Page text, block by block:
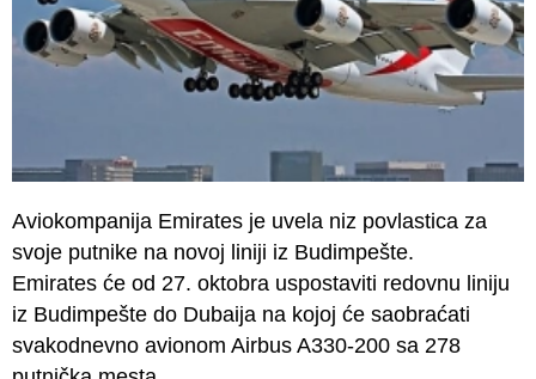
Aviokompanija Emirates je uvela niz povlastica za
svoje putnike na novoj liniji iz Budimpešte.
Emirates će od 27. oktobra uspostaviti redovnu liniju
iz Budimpešte do Dubaija na kojoj će saobraćati
svakodnevno avionom Airbus A330-200 sa 278